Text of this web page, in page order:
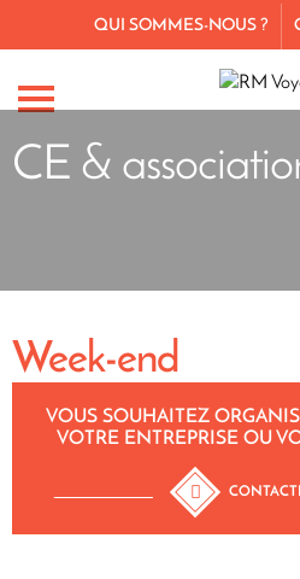
QUI SOMMES-NOUS ?
CE &
Week-end
VOUS SOUHAITEZ
VOTRE ENTREPRISE OU